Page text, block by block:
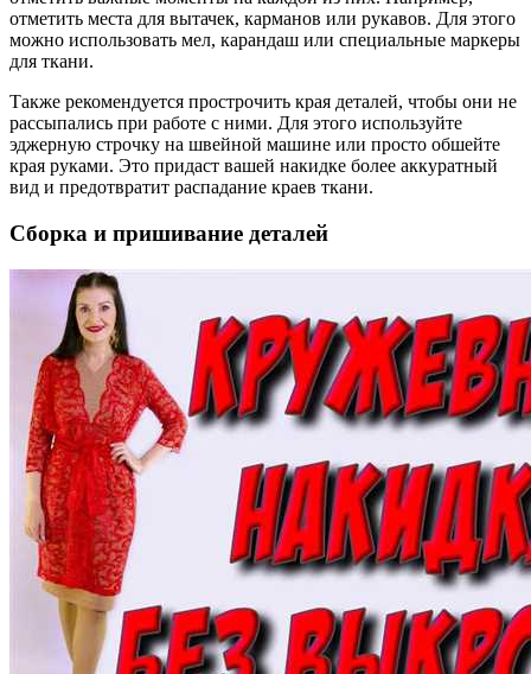
отметить места для вытачек, карманов или рукавов. Для этого
можно использовать мел, карандаш или специальные маркеры
для ткани.
Также рекомендуется прострочить края деталей, чтобы они не
рассыпались при работе с ними. Для этого используйте
эджерную строчку на швейной машине или просто обшейте
края руками. Это придаст вашей накидке более аккуратный
вид и предотвратит распадание краев ткани.
Сборка и пришивание деталей